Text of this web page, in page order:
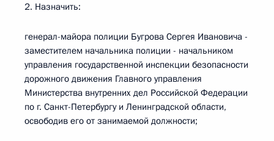
2. Назначить:
генерал-майора полиции Бугрова Сергея Ивановича -
заместителем начальника полиции - начальником
управления государственной инспекции безопасности
дорожного движения Главного управления
Министерства внутренних дел Российской Федерации
по г. Санкт-Петербургу и Ленинградской области,
освободив его от занимаемой должности;